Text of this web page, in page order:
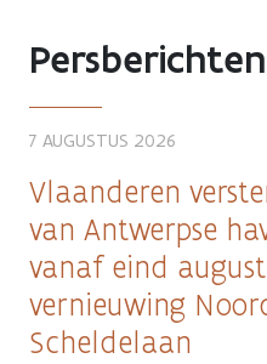
Persberichten
7 AUGUSTUS 2026
Vlaanderen
van Antwerpse
vanaf eind
vernieuwing
Scheldelaan